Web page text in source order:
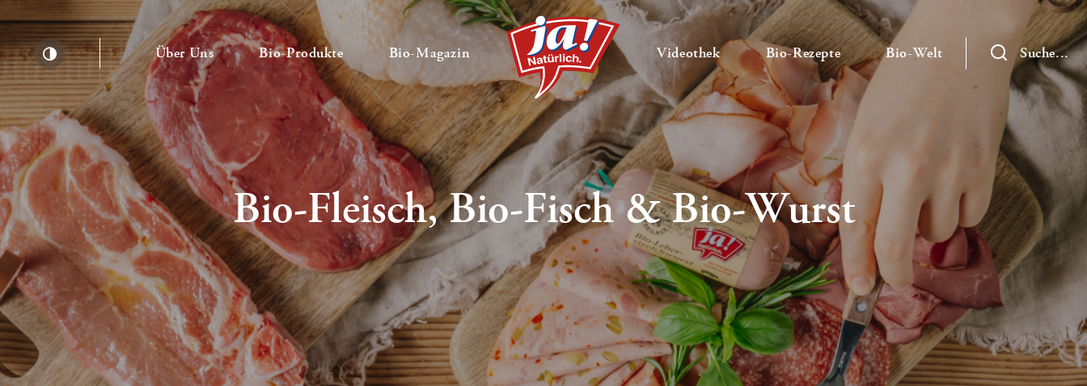
Kontrast erhöhen
Über Uns— Untermenü ausklappen
Bio-Produkte— Untermenü ausklappen
Bio-Magazin — Untermenü ausklappen Videothek— Untermenü ausklappen
Bio-Rezepte— Untermenü ausklappen
Bio-Welt — UntermenüSuche...
Bio-Fleisch, Bio-Fisch & Bio-Wurst